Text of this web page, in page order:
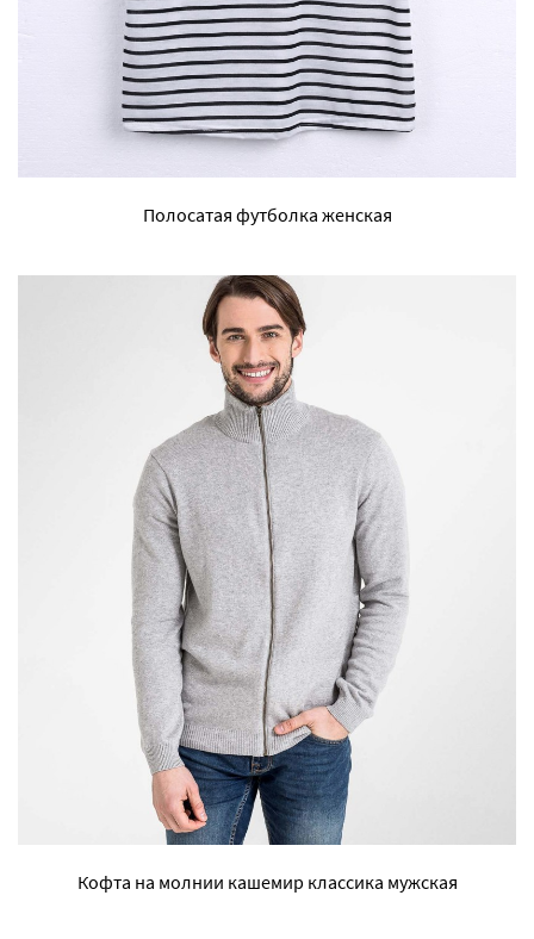
Полосатая футболка женская
Кофта на молнии кашемир классика мужская